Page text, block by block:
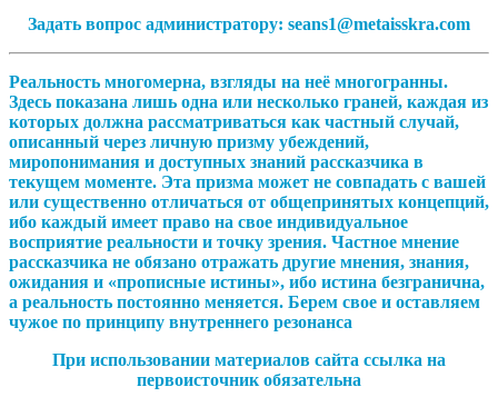
Задать вопрос администратору: seans1@metaisskra.com
Реальность многомерна, взгляды на неё многогранны.
Здесь показана лишь одна или несколько граней, каждая из
которых должна рассматриваться как частный случай,
описанный через личную призму убеждений,
миропонимания и доступных знаний рассказчика в
текущем моменте. Эта призма может не совпадать с вашей
или существенно отличаться от общепринятых концепций,
ибо каждый имеет право на свое индивидуальное
восприятие реальности и точку зрения. Частное мнение
рассказчика не обязано отражать другие мнения, знания,
ожидания и «прописные истины», ибо истина безгранична,
а реальность постоянно меняется. Берем свое и оставляем
чужое по принципу внутреннего резонанса
При использовании материалов сайта ссылка на
первоисточник обязательна